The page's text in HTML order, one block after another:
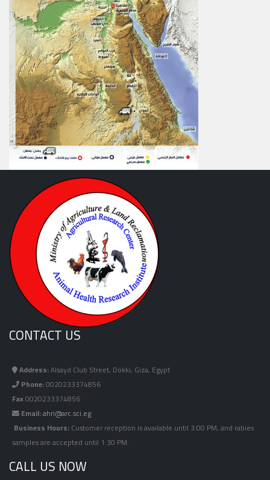
CONTACT US
Address:Alsayd Club Street, Dokki, Giza, Egypt
Phone:0020233374856
Fax0020233374856
Email:ahri@arc.sci.eg
Business Hours:Customer reception is available until 3:00 PM, and rabies
samples are accepted until 1:30 PM.
CALL US NOW